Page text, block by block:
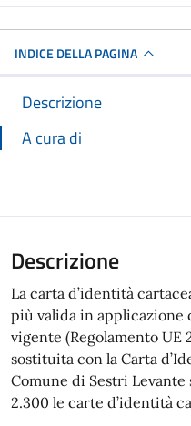
INDICE DELLA PAGINA
Descrizione
A cura di
Descrizione
La carta d’identità
più valida in applicazione
vigente (Regolamento UE
sostituita con la Carta
Comune di Sestri
2.300 le carte d’identità